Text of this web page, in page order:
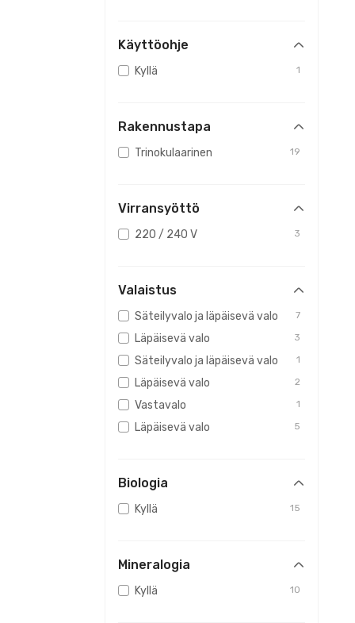
Käyttöohje
Kyllä 1
Rakennustapa
Trinokulaarinen 19
Virransyöttö
220 / 240 V 3
Valaistus
Säteilyvalo ja läpäisevä valo 7
Läpäisevä valo 3
Säteilyvalo ja läpäisevä valo 1
Läpäisevä valo 2
Vastavalo 1
Läpäisevä valo 5
Biologia
Kyllä 15
Mineralogia
Kyllä 10